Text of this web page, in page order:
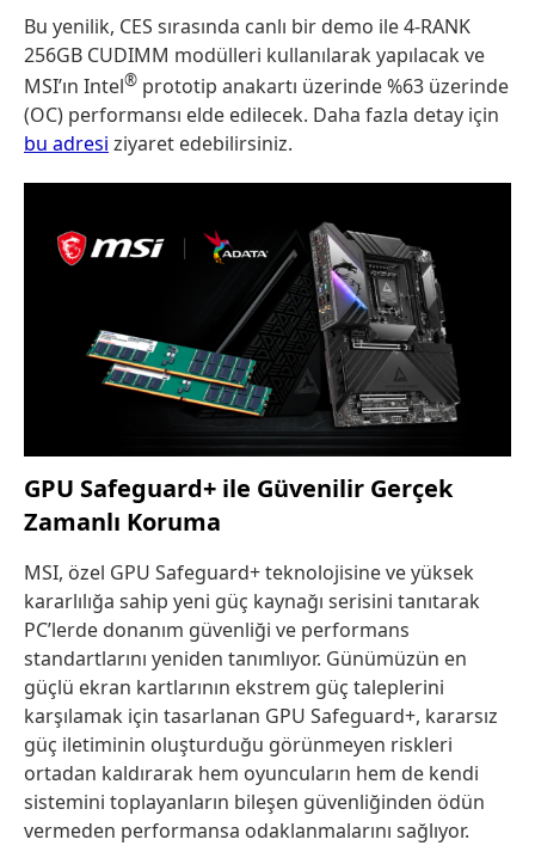
Bu yenilik, CES sırasında canlı bir demo ile 4-RANK
256GB CUDIMM modülleri kullanılarak yapılacak ve
MSI’ın Intel® prototip anakartı üzerinde %63 üzerinde
(OC) performansı elde edilecek. Daha fazla detay için
bu adresi ziyaret edebilirsiniz.
GPU Safeguard+ ile Güvenilir Gerçek
Zamanlı Koruma
MSI, özel GPU Safeguard+ teknolojisine ve yüksek
kararlılığa sahip yeni güç kaynağı serisini tanıtarak
PC’lerde donanım güvenliği ve performans
standartlarını yeniden tanımlıyor. Günümüzün en
güçlü ekran kartlarının ekstrem güç taleplerini
karşılamak için tasarlanan GPU Safeguard+, kararsız
güç iletiminin oluşturduğu görünmeyen riskleri
ortadan kaldırarak hem oyuncuların hem de kendi
sistemini toplayanların bileşen güvenliğinden ödün
vermeden performansa odaklanmalarını sağlıyor.